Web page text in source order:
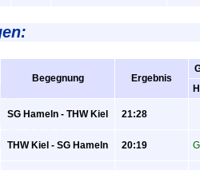
Begegnung Ergebnis
H
SG Hameln - THW Kiel 21:28
THW Kiel - SG Hameln 20:19 G